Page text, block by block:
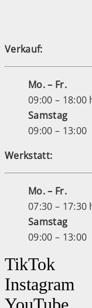
Verkauf:
Mo. – Fr.
09:00 – 18:00
Samstag
09:00 – 13:00
Werkstatt:
Mo. – Fr.
07:30 – 17:30
Samstag
09:00 – 13:00
TikTok
Instagram
YouTube